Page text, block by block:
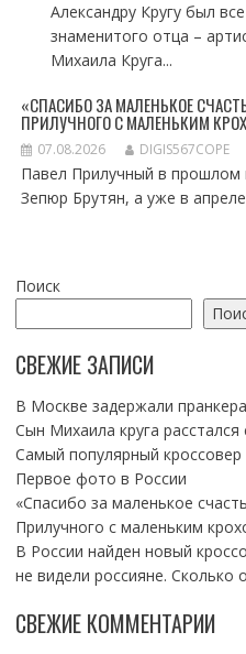
Александру Кругу был
знаменитого отца –
Михаила Круга...
«СПАСИБО ЗА МАЛЕНЬКОЕ
ПРИЛУЧНОГО С МАЛЕНЬКИМ
07.08.2026 DIGIS567COPE
Павел Прилучный в прошлом
Зепюр Брутян, а уже в апреле
Поиск
СВЕЖИЕ ЗАПИСИ
В Москве задержали
Сын Михаила круга
Самый популярный кроссовер
Первое фото в России
«Спасибо за маленькое
Прилучного с маленьким
В России найден новый
не видели россияне. Сколько
СВЕЖИЕ КОММЕНТАРИИ